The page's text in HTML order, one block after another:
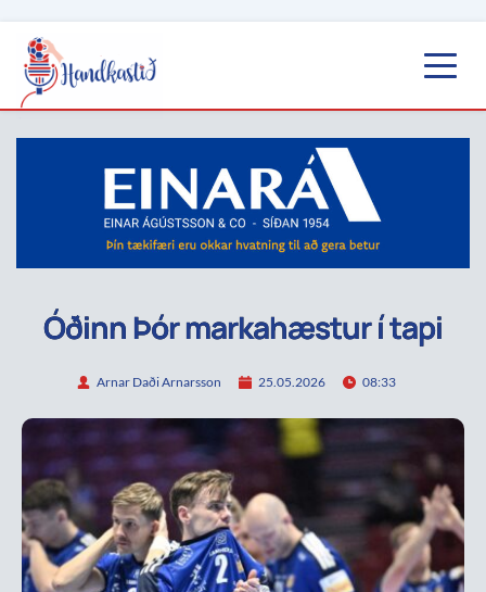
Óðinn Þór markahæstur í tapi
Arnar Daði Arnarsson 25.05.2026 08:33